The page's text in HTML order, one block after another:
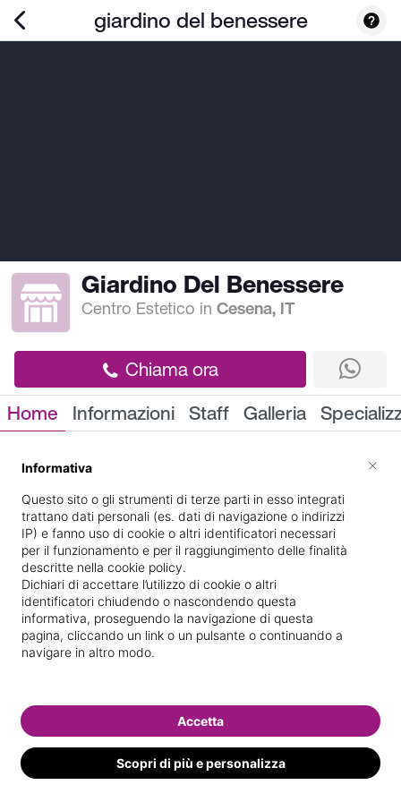
giardino del benessere
Giardino Del Benessere
Centro Estetico inCesena, IT
Chiama ora
Home Informazioni Staff Galleria
Informazioni
via marzolino 2474 Indicazioni stradali
Informativa
Questo sito o gli strumenti di terze parti in esso integrati
trattano dati personali (es. dati di navigazione o indirizzi
IP) e fanno uso di cookie o altri identificatori necessari
per il funzionamento e per il raggiungimento delle finalità
descritte nella cookie policy.
Dichiari di accettare l’utilizzo di cookie o altri
identificatori chiudendo o nascondendo questa
informativa, proseguendo la navigazione di questa
pagina, cliccando un link o un pulsante o continuando a
navigare in altro modo.
Scopri di più e personalizza
Accetta
×